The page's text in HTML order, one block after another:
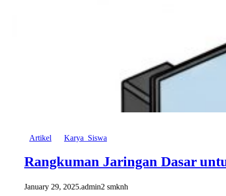
Artikel Karya_Siswa
Rangkuman Jaringan Dasar
January 29, 2025.admin2 smknh